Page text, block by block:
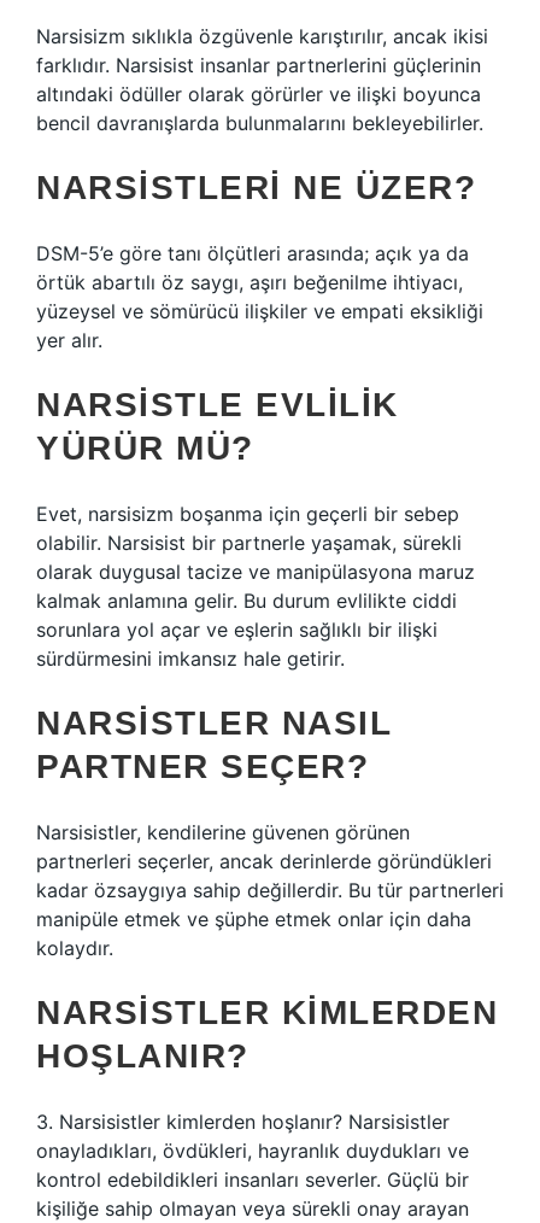
Narsisizm sıklıkla özgüvenle karıştırılır, ancak ikisi
farklıdır. Narsisist insanlar partnerlerini güçlerinin
altındaki ödüller olarak görürler ve ilişki boyunca
bencil davranışlarda bulunmalarını bekleyebilirler.
NARSISTLERI NE ÜZER?
DSM-5’e göre tanı ölçütleri arasında; açık ya da
örtük abartılı öz saygı, aşırı beğenilme ihtiyacı,
yüzeysel ve sömürücü ilişkiler ve empati eksikliği
yer alır.
NARSISTLE EVLILIK
YÜRÜR MÜ?
Evet, narsisizm boşanma için geçerli bir sebep
olabilir. Narsisist bir partnerle yaşamak, sürekli
olarak duygusal tacize ve manipülasyona maruz
kalmak anlamına gelir. Bu durum evlilikte ciddi
sorunlara yol açar ve eşlerin sağlıklı bir ilişki
sürdürmesini imkansız hale getirir.
NARSISTLER NASIL
PARTNER SEÇER?
Narsisistler, kendilerine güvenen görünen
partnerleri seçerler, ancak derinlerde göründükleri
kadar özsaygıya sahip değillerdir. Bu tür partnerleri
manipüle etmek ve şüphe etmek onlar için daha
kolaydır.
NARSISTLER KIMLERDEN
HOŞLANIR?
3. Narsisistler kimlerden hoşlanır? Narsisistler
onayladıkları, övdükleri, hayranlık duydukları ve
kontrol edebildikleri insanları severler. Güçlü bir
kişiliğe sahip olmayan veya sürekli onay arayan